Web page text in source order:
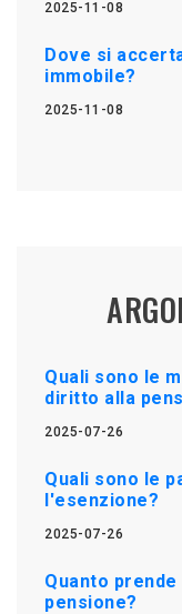
2025-11-08
Dove si
immobile?
2025-11-08
Quali sono le
diritto alla
2025-07-26
Quali sono le
l'esenzione?
2025-07-26
Quanto
pensione?